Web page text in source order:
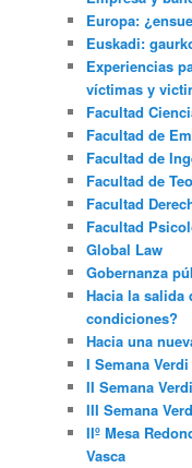
Europa:
Euskadi:
Experiencias
víctimas y
Facultad
Facultad de
Facultad de
Facultad de
Facultad
Facultad
Global Law
Gobernanza
Hacia la salida
condiciones?
Hacia una
I Semana
II Semana
III Semana
IIº Mesa
Vasca